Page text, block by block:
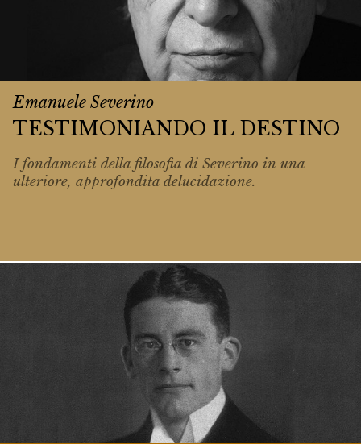
Emanuele Severino
TESTIMONIANDO IL DESTINO
I fondamenti della filosofia di Severino in una
ulteriore, approfondita delucidazione.